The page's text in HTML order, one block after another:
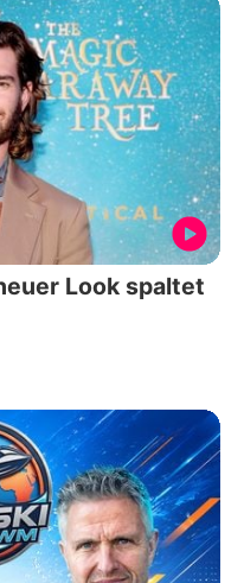
Look spaltet